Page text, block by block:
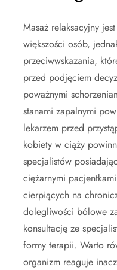
Masaż relaksacyjny
większości osób,
przeciwwskazania,
przed podjęciem
poważnymi
stanami zapalnymi
lekarzem przed
kobiety w ciąży
specjalistów
ciężarnymi
cierpiących na
dolegliwości bólowe
konsultację ze
formy terapii. Warto
organizm reaguje